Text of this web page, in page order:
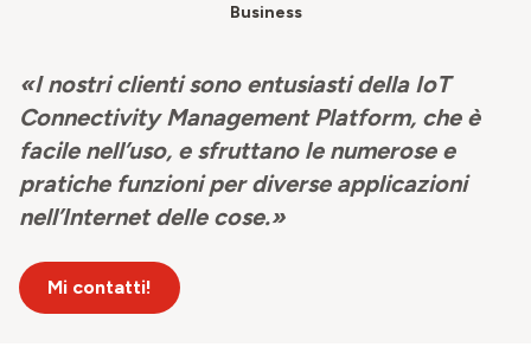
«I nostri clienti sono entusiasti della IoT
Connectivity Management Platform, che è
facile nell’uso, e sfruttano le numerose e
pratiche funzioni per diverse applicazioni
nell’Internet delle cose.»
Mi contatti!
Business